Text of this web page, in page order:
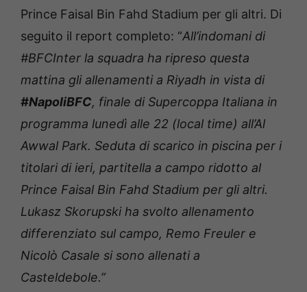
Prince Faisal Bin Fahd Stadium per gli altri. Di
seguito il report completo: “All’indomani di
#BFCInter la squadra ha ripreso questa
mattina gli allenamenti a Riyadh in vista di
#NapoliBFC, finale di Supercoppa Italiana in
programma lunedì alle 22 (local time) all’Al
Awwal Park. Seduta di scarico in piscina per i
titolari di ieri, partitella a campo ridotto al
Prince Faisal Bin Fahd Stadium per gli altri.
Lukasz Skorupski ha svolto allenamento
differenziato sul campo, Remo Freuler e
Nicolò Casale si sono allenati a
Casteldebole.”